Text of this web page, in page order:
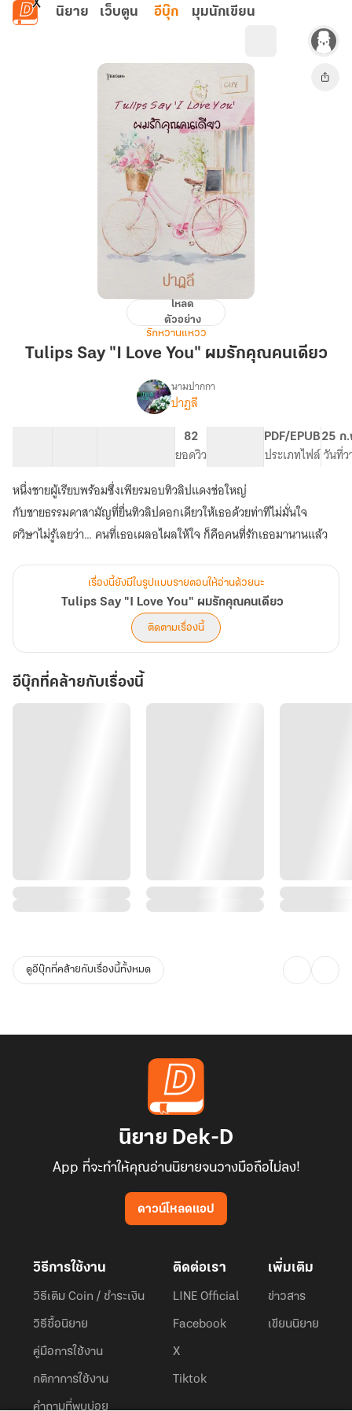
ข้ามไปยังเนื้อหาหลัก
นิยาย เว็บตูน อีบุ๊ก มุมนักเขียน
Tulips
"I
Love
เดียว
โหลด
ตัวอย่าง
รักหวานแหวว
Tulips Say "I Love You" ผมรักคุณคนเดียว
เรื่องTulips
Love
ผม
รัก
คุณ
คน
นามปากกา
ปาฏลี
82
ยอดวิว
PDF/EPUB
ประเภทไฟล์
25 ก
วันที่ว
หนึ่งชายผู้เรียบพร้อมซึ่งเพียรมอบทิวลิปแดงช่อใหญ่
กับชายธรรมดาสามัญที่ยื่นทิวลิปดอกเดียวให้เธอด้วยท่าทีไม่มั่นใจ
ตวิษาไม่รู้เลยว่า… คนที่เธอเผลอไผลให้ใจ ก็คือคนที่รักเธอมานานแล้ว
เรื่องนี้ยังมีในรูปแบบรายตอนให้อ่านด้วยนะ
Tulips Say "I Love You" ผมรักคุณคนเดียว
ติดตามเรื่องนี้
อีบุ๊กที่คล้ายกับเรื่องนี้
ดูอีบุ๊กที่คล้ายกับเรื่องนี้ทั้งหมด
นิยาย Dek-D
App ที่จะทำให้คุณอ่านนิยายจนวางมือถือไม่ลง!
ดาวน์โหลดแอป
วิธีการใช้งาน
วิธีเติม Coin / ชำระเงิน
วิธีซื้อนิยาย
คู่มือการใช้งาน
กติกาการใช้งาน
คำถามที่พบบ่อย
ติดต่อเรา
LINE Official
Facebook
X
Tiktok
เพิ่มเติม
ข่าวสาร
เขียนนิยาย